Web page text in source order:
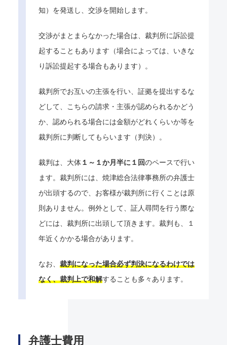
知）を発送し、交渉を開始します。
交渉がまとまらなかった場合は、裁判所に訴訟提
起することもあります（場合によっては、いきな
り訴訟提起する場合もあります）。
裁判所でお互いの主張を行い、証拠を提出するな
どして、こちらの請求・主張が認められるかどう
か、認められる場合には金額がどれくらいか等を
裁判所に判断してもらいます（判決）。
裁判は、大体１～１か月半に１回のペースで行い
ます。裁判所には、焼津総合法律事務所の弁護士
が出頭するので、お客様が裁判所に行くことは原
則ありません。例外として、証人尋問を行う際な
どには、裁判所に出頭して頂きます。裁判も、１
年近くかかる場合があります。
なお、 裁判になった場合必ず判決になるわけでは
なく、裁判上で和解することも多々あります。
弁護士費用